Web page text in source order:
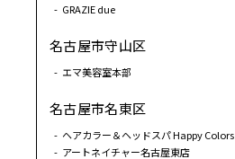
GRAZIE due
名古屋市守山区
エマ美容室本部
名古屋市名東区
ヘアカラー＆ヘッドスパ Happy Colors
アートネイチャー名古屋東店